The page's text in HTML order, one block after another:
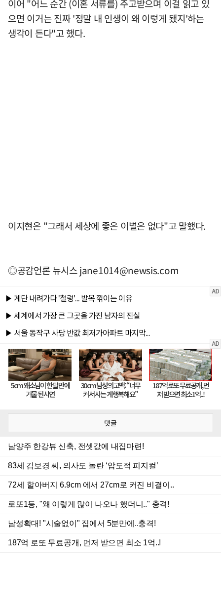
이어 "어느 순간 (이혼 서류를) 주고받으며 이걸 읽고 있
으면 이거는 진짜 '정말 내 인생이 왜 이렇게 됐지'하는
생각이 든다"고 했다.
이지현은 "그래서 세상에 좋은 이별은 없다"고 말했다.
◎공감언론 뉴시스jane1014@newsis.com
댓글